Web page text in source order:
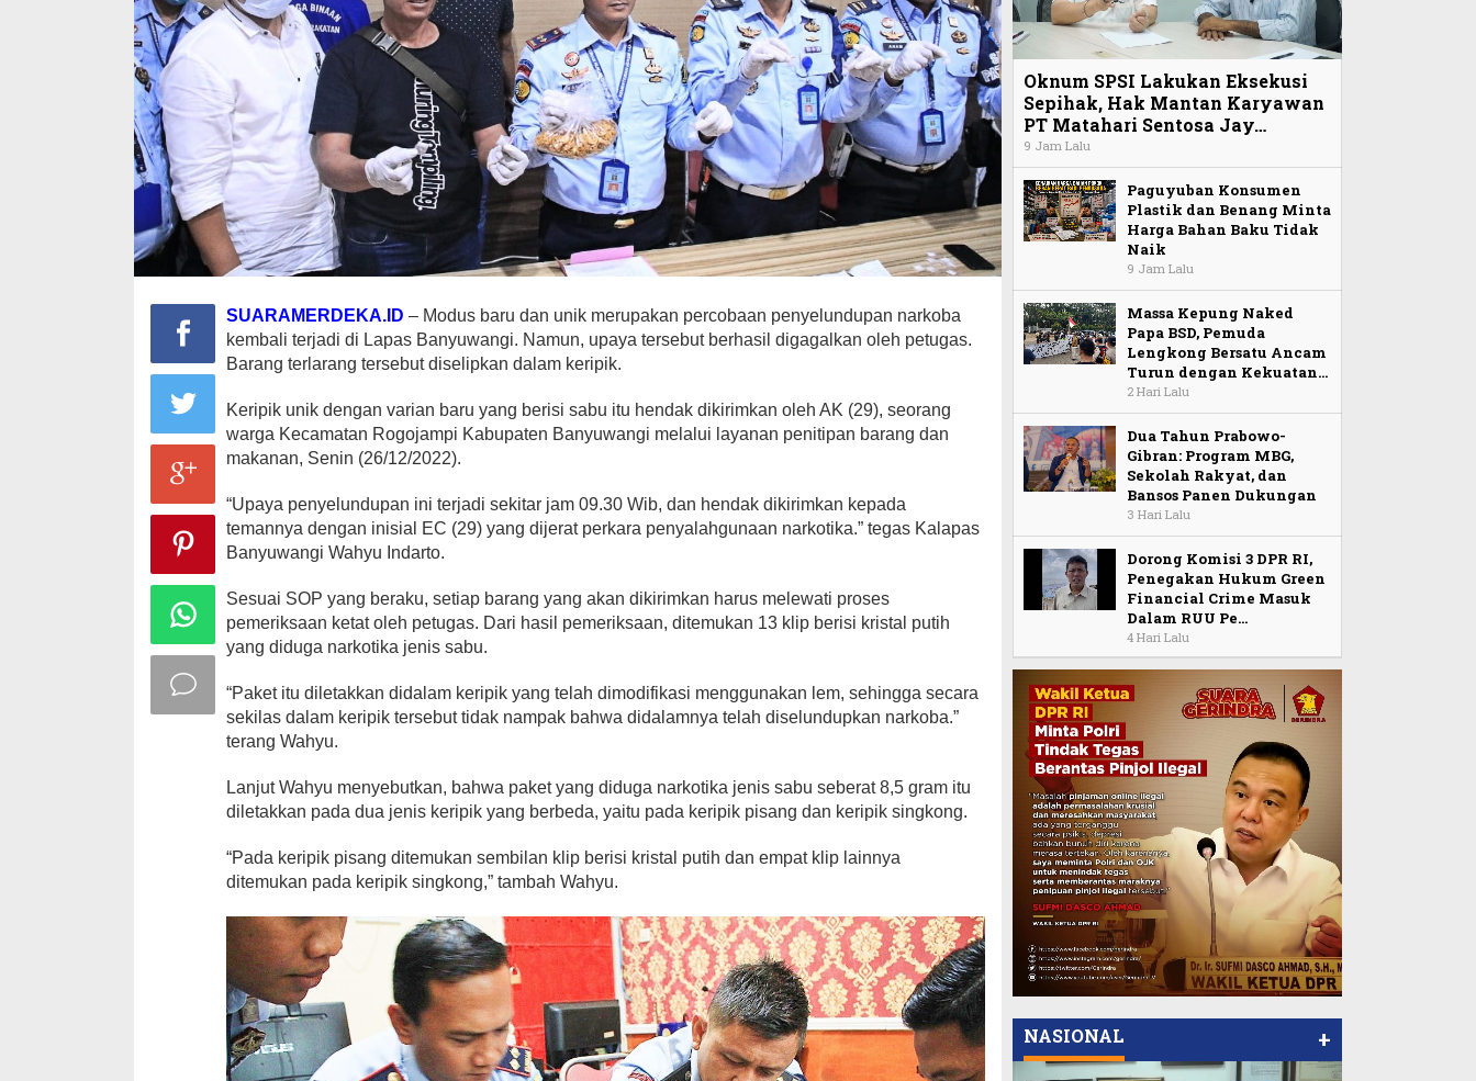
SUARAMERDEKA.ID – Modus baru dan unik merupakan percobaan penyelundupan narkoba
kembali terjadi di Lapas Banyuwangi. Namun, upaya tersebut berhasil digagalkan oleh petugas.
Barang terlarang tersebut diselipkan dalam keripik.
Keripik unik dengan varian baru yang berisi sabu itu hendak dikirimkan oleh AK (29), seorang
warga Kecamatan Rogojampi Kabupaten Banyuwangi melalui layanan penitipan barang dan
makanan, Senin (26/12/2022).
“Upaya penyelundupan ini terjadi sekitar jam 09.30 Wib, dan hendak dikirimkan kepada
temannya dengan inisial EC (29) yang dijerat perkara penyalahgunaan narkotika.” tegas Kalapas
Banyuwangi Wahyu Indarto.
Sesuai SOP yang beraku, setiap barang yang akan dikirimkan harus melewati proses
pemeriksaan ketat oleh petugas. Dari hasil pemeriksaan, ditemukan 13 klip berisi kristal putih
yang diduga narkotika jenis sabu.
“Paket itu diletakkan didalam keripik yang telah dimodifikasi menggunakan lem, sehingga secara
sekilas dalam keripik tersebut tidak nampak bahwa didalamnya telah diselundupkan narkoba.”
terang Wahyu.
Lanjut Wahyu menyebutkan, bahwa paket yang diduga narkotika jenis sabu seberat 8,5 gram itu
diletakkan pada dua jenis keripik yang berbeda, yaitu pada keripik pisang dan keripik singkong.
“Pada keripik pisang ditemukan sembilan klip berisi kristal putih dan empat klip lainnya
ditemukan pada keripik singkong,” tambah Wahyu.
Oknum SPSI Lakukan Eksekusi
Sepihak, Hak Mantan Karyawan
PT Matahari Sentosa Jay…
9 Jam Lalu
Paguyuban Konsumen
Plastik dan Benang Minta
Harga Bahan Baku Tidak
Naik
9 Jam Lalu
Massa Kepung Naked
Papa BSD, Pemuda
Lengkong Bersatu Ancam
Turun dengan Kekuatan…
2 Hari Lalu
Dua Tahun Prabowo-
Gibran: Program MBG,
Sekolah Rakyat, dan
Bansos Panen Dukungan
3 Hari Lalu
Dorong Komisi 3 DPR RI,
Penegakan Hukum Green
Financial Crime Masuk
Dalam RUU Pe…
4 Hari Lalu
NASIONAL +